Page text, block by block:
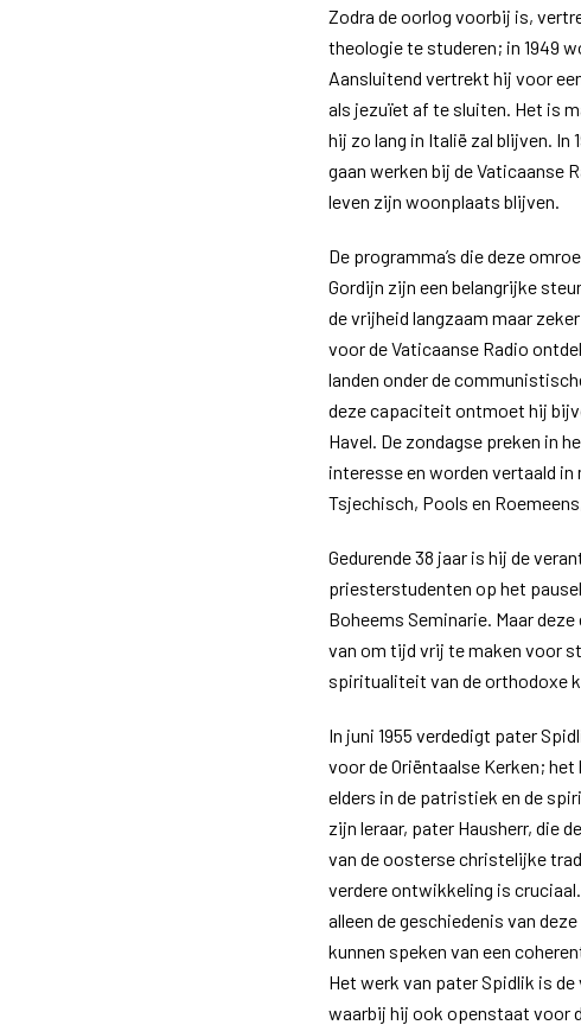
Zodra de oorlog voorbij is,
theologie te studeren; in 1949
Aansluitend vertrekt hij voor
als jezuïet af te sluiten. Het is
hij zo lang in Italië zal blijven. In
gaan werken bij de Vaticaanse
leven zijn woonplaats blijven.
De programma’s die deze
Gordijn zijn een belangrijke
de vrijheid langzaam maar
voor de Vaticaanse Radio
landen onder de
deze capaciteit ontmoet hij
Havel. De zondagse preken in
interesse en worden vertaald
Tsjechisch, Pools en
Gedurende 38 jaar is hij de
priesterstudenten op het
Boheems Seminarie. Maar
van om tijd vrij te maken voor
spiritualiteit van de orthodoxe
In juni 1955 verdedigt pater
voor de Oriëntaalse Kerken;
elders in de patristiek en de
zijn leraar, pater Hausherr, die
van de oosterse christelijke
verdere ontwikkeling is
alleen de geschiedenis van
kunnen speken van een
Het werk van pater Spidlik is
waarbij hij ook openstaat voor